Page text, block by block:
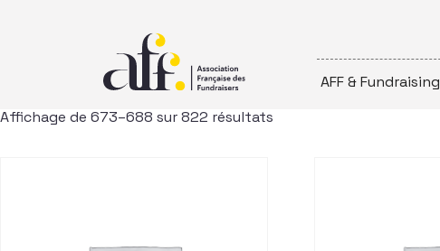
AFF & Fundraising
Affichage de 673–688 sur 822 résultats